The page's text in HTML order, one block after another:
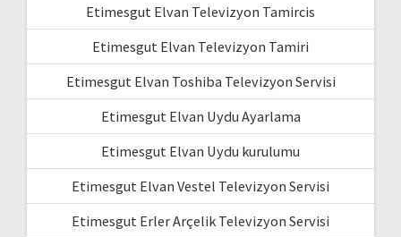
Etimesgut Elvan Televizyon Tamircis
Etimesgut Elvan Televizyon Tamiri
Etimesgut Elvan Toshiba Televizyon Servisi
Etimesgut Elvan Uydu Ayarlama
Etimesgut Elvan Uydu kurulumu
Etimesgut Elvan Vestel Televizyon Servisi
Etimesgut Erler Arçelik Televizyon Servisi